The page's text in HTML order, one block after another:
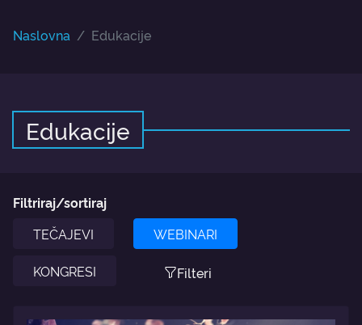
Naslovna Edukacije
Edukacije
Filtriraj/sortiraj
TEČAJEVI
WEBINARI
KONGRESI Filteri